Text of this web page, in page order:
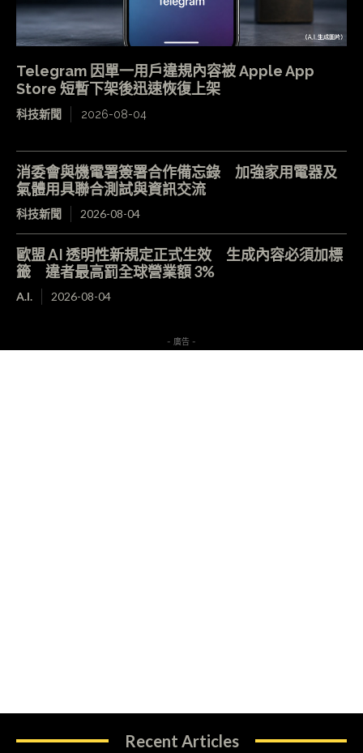
Telegram 因單一用戶違規內容被 Apple App
Store 短暫下架後迅速恢復上架
科技新聞 2026-08-04
消委會與機電署簽署合作備忘錄 加強家用電器及
氣體用具聯合測試與資訊交流
科技新聞 2026-08-04
歐盟 AI 透明性新規定正式生效 生成內容必須加標
籤 違者最高罰全球營業額 3%
A.I. 2026-08-04
- 廣告 -
Recent Articles